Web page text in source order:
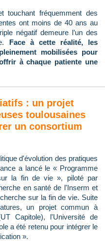
touchant fréquemment des
ont moins de 40 ans au
négatif demeure l’un des
Face à cette réalité, les
mobilisées pour
à chaque patiente une
: un projet
toulousaines
un consortium
d'évolution des pratiques
a lancé le « Programme
la fin de vie », piloté par
en santé de l'Inserm et
sur la fin de vie. Suite
un projet commun à
Capitole), l'Université de
a été retenu pour intégrer le
».